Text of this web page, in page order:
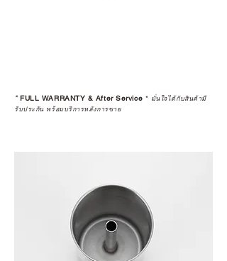
*FULL WARRANTY & After Service * มั่นใจได้กับสินค้ามี
รับประกัน พร้อมบริการหลังการขาย